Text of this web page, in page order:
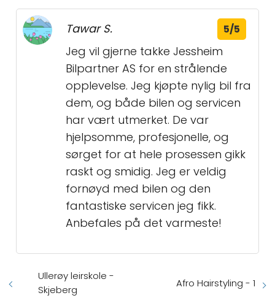
Tawar S. 5/5
Jeg vil gjerne takke Jessheim
Bilpartner AS for en strålende
opplevelse. Jeg kjøpte nylig bil fra
dem, og både bilen og servicen
har vært utmerket. De var
hjelpsomme, profesjonelle, og
sørget for at hele prosessen gikk
raskt og smidig. Jeg er veldig
fornøyd med bilen og den
fantastiske servicen jeg fikk.
Anbefales på det varmeste!
Ullerøy leirskole -
Skjeberg
Afro Hairstyling - 1